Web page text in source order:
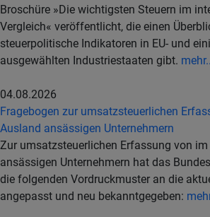
Broschüre »Die wichtigsten Steuern im
Vergleich« veröffentlicht, die einen
steuerpolitische Indikatoren in EU- und
ausgewählten Industriestaaten gibt.
04.08.2026
Fragebogen zur umsatzsteuerlichen
Ausland ansässigen Unternehmern
Zur umsatzsteuerlichen Erfassung von
ansässigen Unternehmern hat das
die folgenden Vordruckmuster an die
angepasst und neu bekanntgegeben: